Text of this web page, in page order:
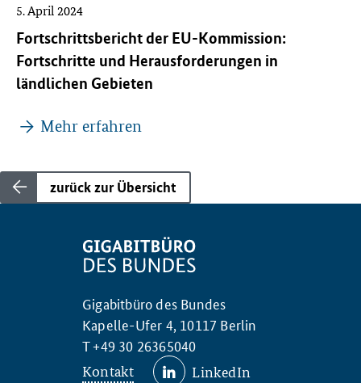
Fortschrittsbericht der EU-Kommission:
Fortschritte und Herausforderungen in
ländlichen Gebieten
5. April 2024
Mehr erfahren
zurück zur Übersicht
Gigabitbüro des Bundes
Kapelle-Ufer 4, 10117 Berlin
T +49 30 26365040
Kontakt LinkedIn